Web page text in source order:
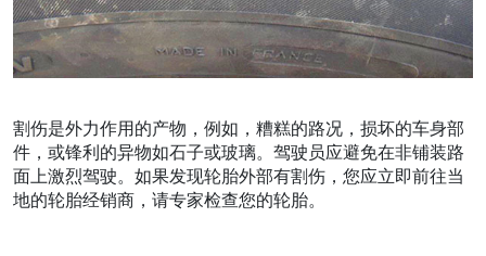
割伤是外力作用的产物，例如，糟糕的路况，损坏的车身部
件，或锋利的异物如石子或玻璃。驾驶员应避免在非铺装路
面上激烈驾驶。如果发现轮胎外部有割伤，您应立即前往当
地的轮胎经销商，请专家检查您的轮胎。